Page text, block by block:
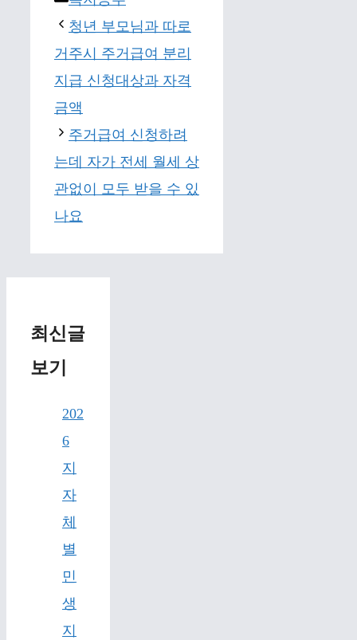
청년 부모님과 따로
거주시 주거급여 분리
지급 신청대상과 자격
금액
주거급여 신청하려
는데 자가 전세 월세 상
관없이 모두 받을 수 있
나요
최신글
보기
202
6
지
자
체
별
민
생
지